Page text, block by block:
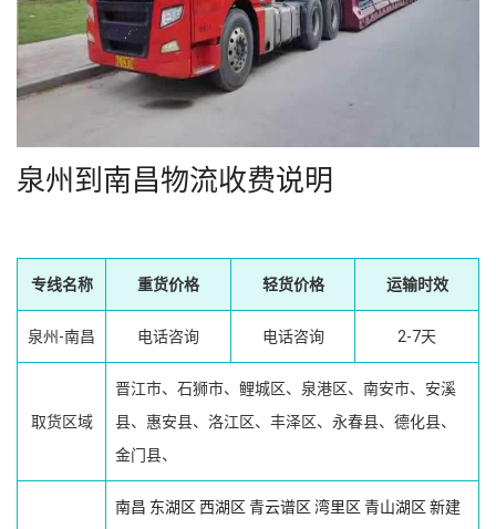
泉州到南昌物流收费说明
专线名称 重货价格 轻货价格 运输时效
泉州-南昌 电话咨询 电话咨询 2-7天
取货区域
晋江市、石狮市、鲤城区、泉港区、南安市、安溪
县、惠安县、洛江区、丰泽区、永春县、德化县、
金门县、
南昌 东湖区 西湖区 青云谱区 湾里区 青山湖区 新建